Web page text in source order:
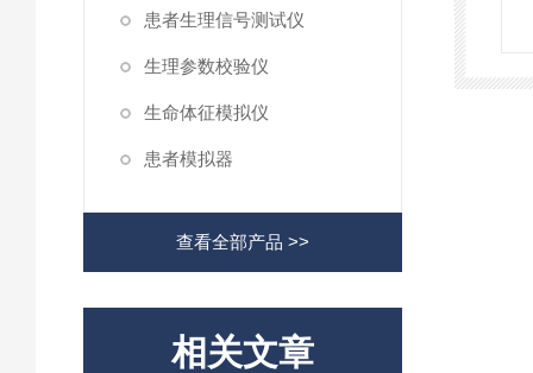
患者生理信号测试仪
生理参数校验仪
生命体征模拟仪
患者模拟器
查看全部产品 >>
相关文章